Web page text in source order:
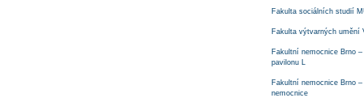
Fakulta sociálních studií
Fakulta výtvarných umění
Fakultní nemocnice Brno
pavilonu L
Fakultní nemocnice Brno
nemocnice